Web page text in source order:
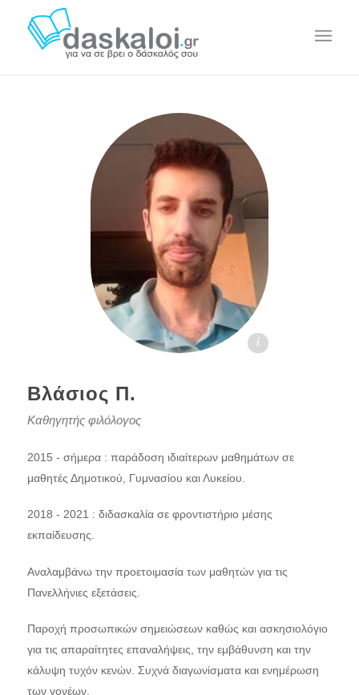
Βλάσιος Π. - daskaloi.gr
Βλάσιος Π.
Καθηγητής φιλόλογος
2015 - σήμερα : παράδοση ιδιαίτερων μαθημάτων σε
μαθητές Δημοτικού, Γυμνασίου και Λυκείου.
2018 - 2021 : διδασκαλία σε φροντιστήριο μέσης
εκπαίδευσης.
Αναλαμβάνω την προετοιμασία των μαθητών για τις
Πανελλήνιες εξετάσεις.
Παροχή προσωπικών σημειώσεων καθώς και ασκησιολόγιο
για τις απαραίτητες επαναλήψεις, την εμβάθυνση και την
κάλυψη τυχόν κενών. Συχνά διαγωνίσματα και ενημέρωση
των γονέων.